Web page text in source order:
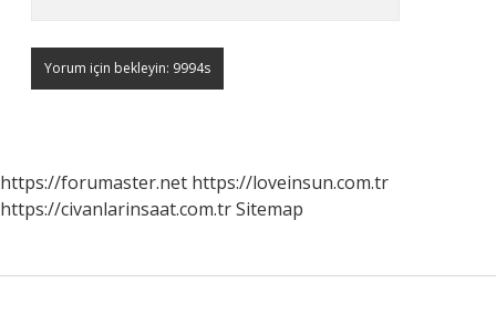
https://forumaster.net https://loveinsun.com.tr
https://civanlarinsaat.com.trSitemap